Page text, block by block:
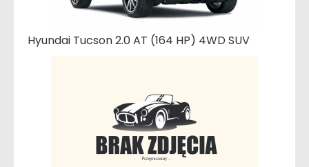
Hyundai Tucson 2.0 AT (164 HP) 4WD SUV